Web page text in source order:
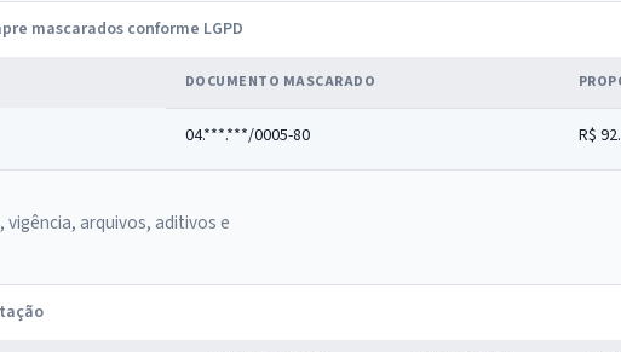
mascarados conforme LGPD
DOCUMENTO MASCARADO
04.***.***/0005-80 R$
arquivos, aditivos e